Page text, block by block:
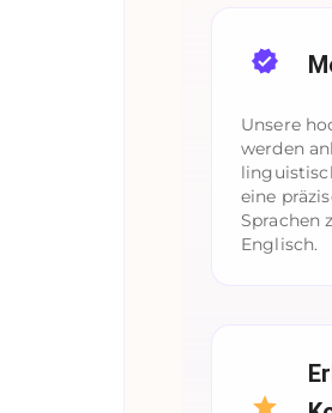
Unsere
werden
eine
Sprachen
Englisch.